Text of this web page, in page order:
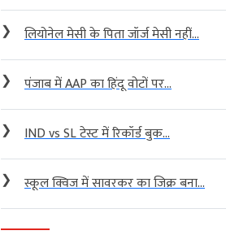
❯ लियोनेल मेसी के पिता जॉर्ज मेसी नहीं...
❯ पंजाब में AAP का हिंदू वोटों पर...
❯ IND vs SL टेस्ट में रिकॉर्ड बुक...
❯ स्कूल क्विज में सावरकर का जिक्र बना...